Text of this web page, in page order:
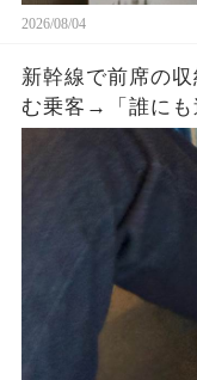
2026/08/04
新幹線で前席の
む乗客→「誰にも
った直後、車掌